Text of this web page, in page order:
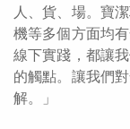
人、貨、場。寶
機等多個方面均
線下實踐，都讓
的觸點。讓我們
解。」